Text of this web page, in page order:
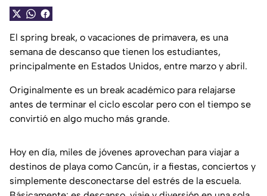
El spring break, o vacaciones de primavera, es una
semana de descanso que tienen los estudiantes,
principalmente en Estados Unidos, entre marzo y abril.
Originalmente es un break académico para relajarse
antes de terminar el ciclo escolar pero con el tiempo se
convirtió en algo mucho más grande.
Hoy en día, miles de jóvenes aprovechan para viajar a
destinos de playa como Cancún, ir a fiestas, conciertos y
simplemente desconectarse del estrés de la escuela.